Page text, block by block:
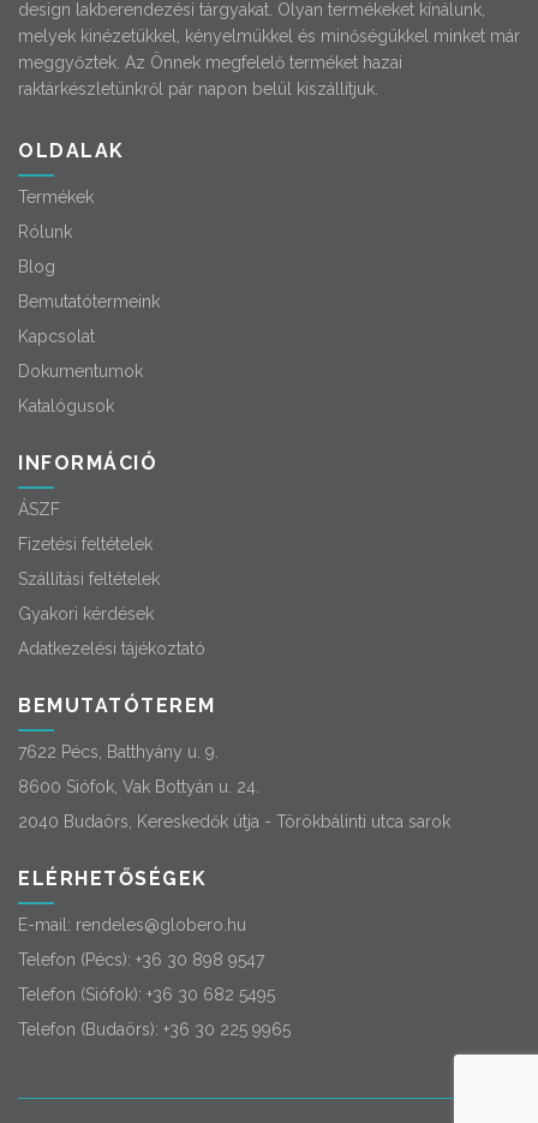
design lakberendezési tárgyakat. Olyan termékeket kínálunk,
melyek kinézetükkel, kényelmükkel és minőségükkel minket már
meggyőztek. Az Önnek megfelelő terméket hazai
raktárkészletünkről pár napon belül kiszállítjuk.
OLDALAK
Termékek
Rólunk
Blog
Bemutatótermeink
Kapcsolat
Dokumentumok
Katalógusok
INFORMÁCIÓ
ÁSZF
Fizetési feltételek
Szállítási feltételek
Gyakori kérdések
Adatkezelési tájékoztató
BEMUTATÓTEREM
7622 Pécs, Batthyány u. 9.
8600 Siófok, Vak Bottyán u. 24.
2040 Budaörs, Kereskedők útja - Törökbálinti utca sarok
ELÉRHETŐSÉGEK
E-mail: rendeles@globero.hu
Telefon (Pécs): +36 30 898 9547
Telefon (Siófok): +36 30 682 5495
Telefon (Budaörs): +36 30 225 9965